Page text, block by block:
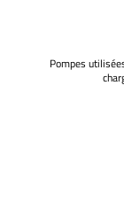
Pompes